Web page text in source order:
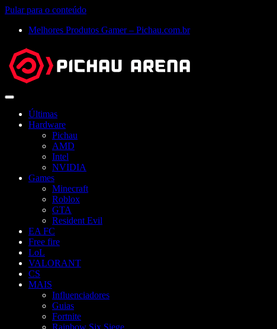
Pular para o conteúdo
Melhores Produtos Gamer – Pichau.com.br
Abrir
Últimas
Hardware
Pichau
AMD
Intel
NVIDIA
Games
Minecraft
Roblox
GTA
Resident Evil
EA FC
Free fire
LoL
VALORANT
CS
MAIS
Influenciadores
Guias
Fortnite
Rainbow Six Siege